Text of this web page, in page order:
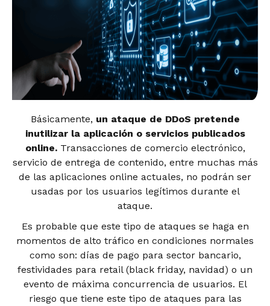
Básicamente, un ataque de DDoS pretende
inutilizar la aplicación o servicios publicados
online.Transacciones de comercio electrónico,
servicio de entrega de contenido, entre muchas más
de las aplicaciones online actuales, no podrán ser
usadas por los usuarios legítimos durante el
ataque.
Es probable que este tipo de ataques se haga en
momentos de alto tráfico en condiciones normales
como son: días de pago para sector bancario,
festividades para retail (black friday, navidad) o un
evento de máxima concurrencia de usuarios. El
riesgo que tiene este tipo de ataques para las